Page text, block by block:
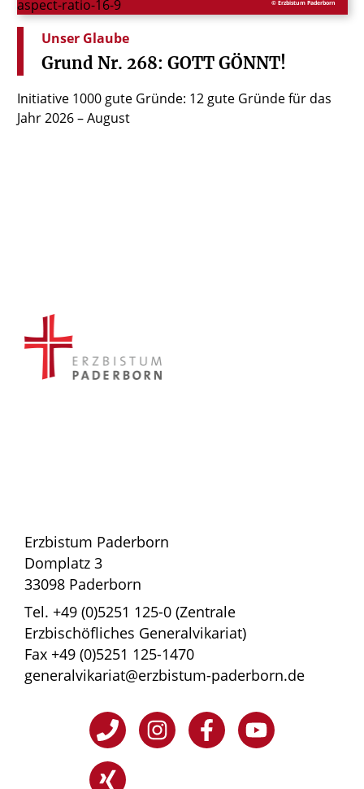
© Erzbistum Paderborn
Unser Glaube
Grund Nr. 268: GOTT GÖNNT!
Initiative 1000 gute Gründe: 12 gute Gründe für das
Jahr 2026 – August
Erzbistum Paderborn
Domplatz 3
33098 Paderborn
Tel. +49 (0)5251 125-0 (Zentrale
Erzbischöfliches Generalvikariat)
Fax +49 (0)5251 125-1470
generalvikariat@erzbistum-paderborn.de